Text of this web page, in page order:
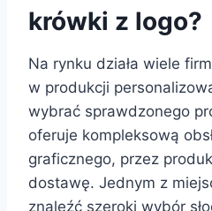
krówki z logo?
Na rynku działa wiele
w produkcji
wybrać sprawdzonego
oferuje kompleksową
graficznego, przez
dostawę. Jednym z
znaleźć szeroki wybór